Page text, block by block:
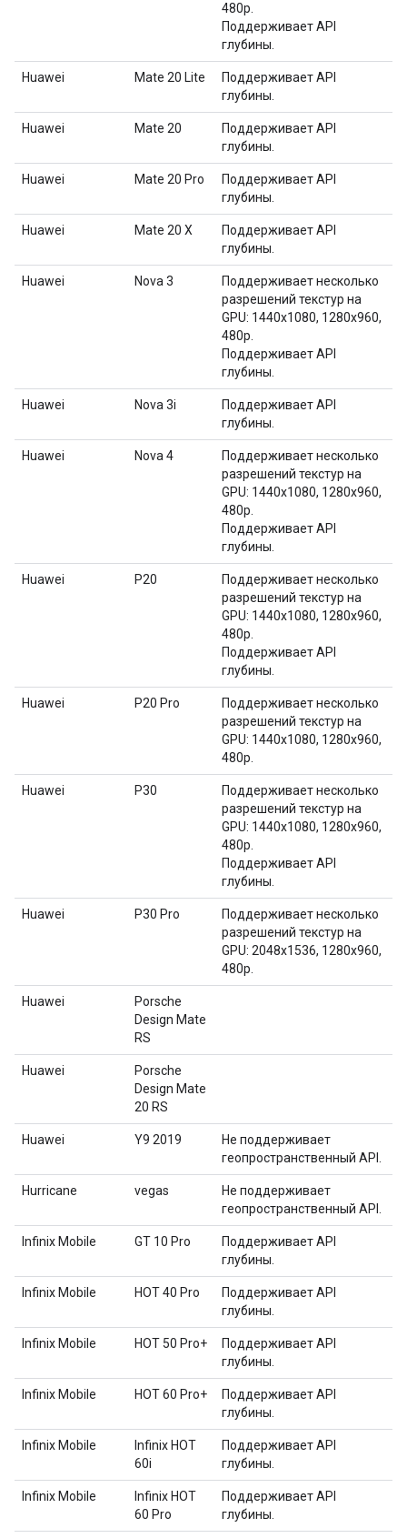
480p.
Поддерживает API
глубины.
Huawei Mate 20 Lite
Поддерживает API
глубины.
Huawei Mate 20
Поддерживает API
глубины.
Huawei Mate 20 Pro
Поддерживает API
глубины.
Huawei Mate 20 X
Поддерживает API
глубины.
Huawei Nova 3
Поддерживает несколько
разрешений текстур на
GPU: 1440x1080, 1280x960,
480p.
Поддерживает API
глубины.
Huawei Nova 3i
Поддерживает API
глубины.
Huawei Nova 4
Поддерживает несколько
разрешений текстур на
GPU: 1440x1080, 1280x960,
480p.
Поддерживает API
глубины.
Huawei P20
Поддерживает несколько
разрешений текстур на
GPU: 1440x1080, 1280x960,
480p.
Поддерживает API
глубины.
Huawei P20 Pro
Поддерживает несколько
разрешений текстур на
GPU: 1440x1080, 1280x960,
480p.
Huawei P30
Поддерживает несколько
разрешений текстур на
GPU: 1440x1080, 1280x960,
480p.
Поддерживает API
глубины.
Huawei P30 Pro
Поддерживает несколько
разрешений текстур на
GPU: 2048x1536, 1280x960,
480p.
Huawei
Porsche
Design Mate
RS
Huawei
Porsche
Design Mate
20 RS
Huawei Y9 2019
Не поддерживает
геопространственный API.
Hurricane vegas
Не поддерживает
геопространственный API.
Infinix Mobile GT 10 Pro
Поддерживает API
глубины.
Infinix Mobile HOT 40 Pro
Поддерживает API
глубины.
Infinix Mobile HOT 50 Pro+
Поддерживает API
глубины.
Infinix Mobile HOT 60 Pro+
Поддерживает API
глубины.
Infinix Mobile
Infinix HOT
60i
Поддерживает API
глубины.
Infinix Mobile
Infinix HOT
60 Pro
Поддерживает API
глубины.